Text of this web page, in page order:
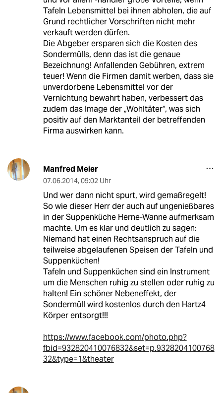
Tafeln Lebensmittel bei ihnen abholen, die auf
Grund rechtlicher Vorschriften nicht mehr
verkauft werden dürfen.
Die Abgeber ersparen sich die Kosten des
Sondermülls, denn das ist die genaue
Bezeichnung! Anfallenden Gebühren, extrem
teuer! Wenn die Firmen damit werben, dass sie
unverdorbene Lebensmittel vor der
Vernichtung bewahrt haben, verbessert das
zudem das Image der „Wohltäter“, was sich
positiv auf den Marktanteil der betreffenden
Firma auswirken kann.
Manfred Meier
07.06.2014, 09:02 Uhr
Und wer dann nicht spurt, wird gemaßregelt!
So wie dieser Herr der auch auf ungenießbares
in der Suppenküche Herne-Wanne aufmerksam
machte. Um es klar und deutlich zu sagen:
Niemand hat einen Rechtsanspruch auf die
teilweise abgelaufenen Speisen der Tafeln und
Suppenküchen!
Tafeln und Suppenküchen sind ein Instrument
um die Menschen ruhig zu stellen oder ruhig zu
halten! Ein schöner Nebeneffekt, der
Sondermüll wird kostenlos durch den Hartz4
Körper entsorgt!!!
https://www.facebook.com/photo.php?
fbid=932820410076832&set=p.9328204100768
32&type=1&theater